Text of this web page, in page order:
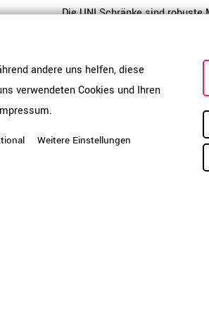
Die UNI Schränke sind
bis zu 25 kg Tragkraft und
machen den Unterschied –
andere uns helfen, diese
verwendeten Cookies und Ihren
.
Weitere Einstellungen